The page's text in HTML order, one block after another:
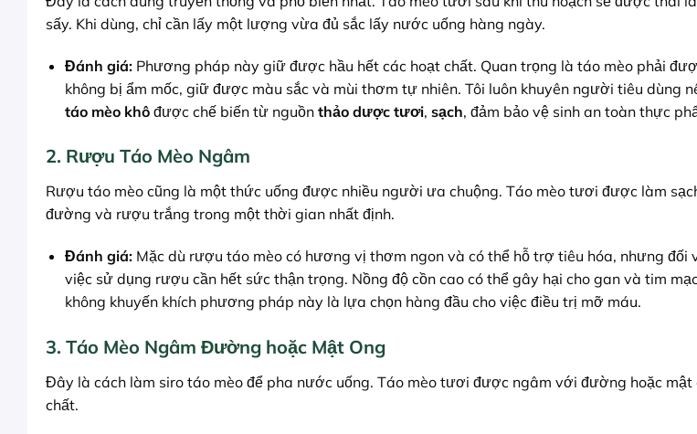
sấy. Khi dùng, chỉ cần lấy một lượng vừa đủ sắc lấy nước uống hàng ngày.
Đánh giá:Phương pháp này giữ được hầu hết các hoạt chất. Quan trọng là táo mèo phải
không bị ẩm mốc, giữ được màu sắc và mùi thơm tự nhiên. Tôi luôn khuyên người tiêu dùng
táo mèo khôđược chế biến từ nguồn thảo dược tươi, sạch, đảm bảo vệ sinh an toàn thực
2. Rượu Táo Mèo Ngâm
Rượu táo mèo cũng là một thức uống được nhiều người ưa chuộng. Táo mèo tươi được làm
đường và rượu trắng trong một thời gian nhất định.
Đánh giá:Mặc dù rượu táo mèo có hương vị thơm ngon và có thể hỗ trợ tiêu hóa, nhưng đối
việc sử dụng rượu cần hết sức thận trọng. Nồng độ cồn cao có thể gây hại cho gan và tim
không khuyến khích phương pháp này là lựa chọn hàng đầu cho việc điều trị mỡ máu.
3. Táo Mèo Ngâm Đường hoặc Mật Ong
Đây là cách làm siro táo mèo để pha nước uống. Táo mèo tươi được ngâm với đường hoặc mật
chất.